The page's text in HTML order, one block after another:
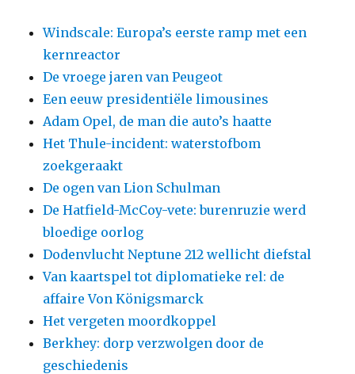
Windscale: Europa’s eerste ramp met een
kernreactor
De vroege jaren van Peugeot
Een eeuw presidentiële limousines
Adam Opel, de man die auto’s haatte
Het Thule-incident: waterstofbom
zoekgeraakt
De ogen van Lion Schulman
De Hatfield-McCoy-vete: burenruzie werd
bloedige oorlog
Dodenvlucht Neptune 212 wellicht diefstal
Van kaartspel tot diplomatieke rel: de
affaire Von Königsmarck
Het vergeten moordkoppel
Berkhey: dorp verzwolgen door de
geschiedenis